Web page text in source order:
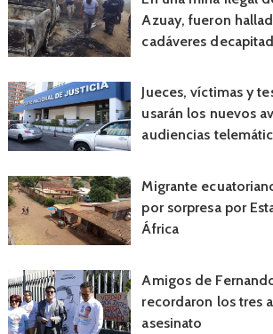
Azuay, fueron
cadáveres
Jueces, víctimas y
usarán los nuevos
audiencias
Migrante
por sorpresa por
África
Amigos de
recordaron los tres
asesinato